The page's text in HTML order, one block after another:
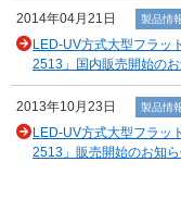
2014年04月21日 製品情
LED-UV方式大型フラッ
2513」国内販売開始の
2013年10月23日 製品情
LED-UV方式大型フラッ
2513」販売開始のお知